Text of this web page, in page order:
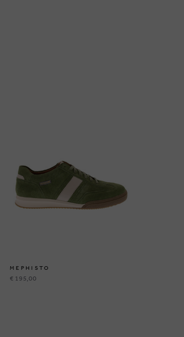
MEPHISTO
€ 195,00